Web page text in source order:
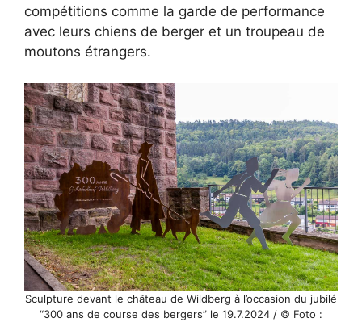
compétitions comme la garde de performance
avec leurs chiens de berger et un troupeau de
moutons étrangers.
Sculpture devant le château de Wildberg à l’occasion du jubilé
“300 ans de course des bergers” le 19.7.2024 / © Foto :